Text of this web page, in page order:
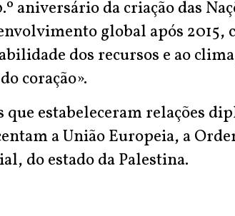
aniversário da criação das
global após 2015,
dos recursos e ao
coração».
estabeleceram relações
a União Europeia, a
do estado da Palestina.